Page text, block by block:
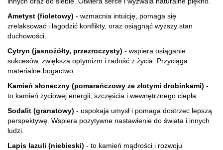
Ametyst (fioletowy) - wzmacnia intuicję, pomaga się
zrelaksować i łagodzić konflikty, oraz osiągnąć wyższy stan
duchowości.
Cytryn (jasnożółty, przezroczysty) - wspiera osiąganie
sukcesów, zwiększa optymizm i radość z życia. Przyciąga
materialne bogactwo.
Kamień słoneczny (pomarańczowy ze złotymi drobinkami) -
to kamień życiowej energii, szczęścia i wewnętrznego ciepła.
Sodalit (granatowy) - uspokaja umysł i pomaga dostrzec lepszą
perspektywę. Wspiera pozytywne nastawienie do świata i innych
ludzi.
Lapis lazuli (niebieski) - to kamień mądrości i rozwoju